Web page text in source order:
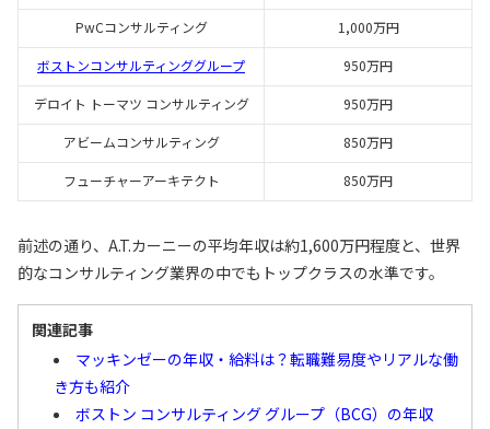
PwCコンサルティング 1,000万円
ボストンコンサルティンググループ 950万円
デロイト トーマツ コンサルティング 950万円
アビームコンサルティング 850万円
フューチャーアーキテクト 850万円
前述の通り、A.T.カーニーの平均年収は約1,600万円程度と、世界
的なコンサルティング業界の中でもトップクラスの水準です。
関連記事
マッキンゼーの年収・給料は？転職難易度やリアルな働
き方も紹介
ボストン コンサルティング グループ（BCG）の年収